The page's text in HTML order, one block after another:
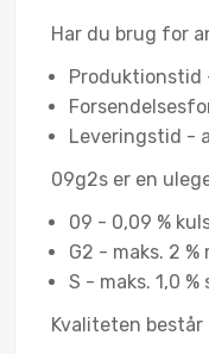
Har du brug for
Produktionstid
Leveringstid -
09g2s er en
09 - 0,09 %
G2 - maks. 2
S - maks. 1,0
Kvaliteten